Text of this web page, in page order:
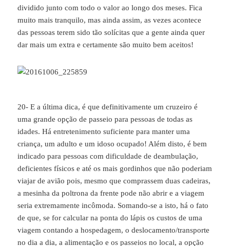
dividido junto com todo o valor ao longo dos meses. Fica
muito mais tranquilo, mas ainda assim, as vezes acontece
das pessoas terem sido tão solícitas que a gente ainda quer
dar mais um extra e certamente são muito bem aceitos!
20- E a última dica, é que definitivamente um cruzeiro é
uma grande opção de passeio para pessoas de todas as
idades. Há entretenimento suficiente para manter uma
criança, um adulto e um idoso ocupado! Além disto, é bem
indicado para pessoas com dificuldade de deambulação,
deficientes físicos e até os mais gordinhos que não poderiam
viajar de avião pois, mesmo que comprassem duas cadeiras,
a mesinha da poltrona da frente pode não abrir e a viagem
seria extremamente incômoda. Somando-se a isto, há o fato
de que, se for calcular na ponta do lápis os custos de uma
viagem contando a hospedagem, o deslocamento/transporte
no dia a dia, a alimentação e os passeios no local, a opção